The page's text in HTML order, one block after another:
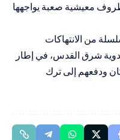
معيشية صعبة يواجهها
من الانتهاكات
شرق القدس، في إطار
ودفعهم إلى ترك